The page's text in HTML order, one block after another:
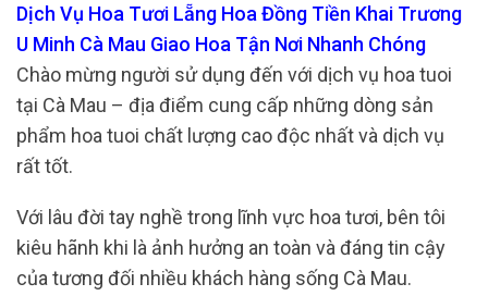
Dịch Vụ Hoa Tươi Lẵng Hoa Đồng Tiền Khai Trương
U Minh Cà Mau Giao Hoa Tận Nơi Nhanh Chóng
Chào mừng người sử dụng đến với dịch vụ hoa tuoi
tại Cà Mau – địa điểm cung cấp những dòng sản
phẩm hoa tuoi chất lượng cao độc nhất và dịch vụ
rất tốt.
Với lâu đời tay nghề trong lĩnh vực hoa tươi, bên tôi
kiêu hãnh khi là ảnh hưởng an toàn và đáng tin cậy
của tương đối nhiều khách hàng sống Cà Mau.